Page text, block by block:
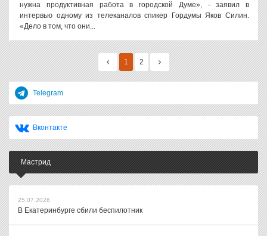
нужна продуктивная работа в городской Думе», - заявил в
интервью одному из телеканалов спикер Гордумы Яков Силин.
«Дело в том, что они...
1 2
Telegram
Вконтакте
Мастрид
25.07.2026
В Екатеринбурге сбили беспилотник